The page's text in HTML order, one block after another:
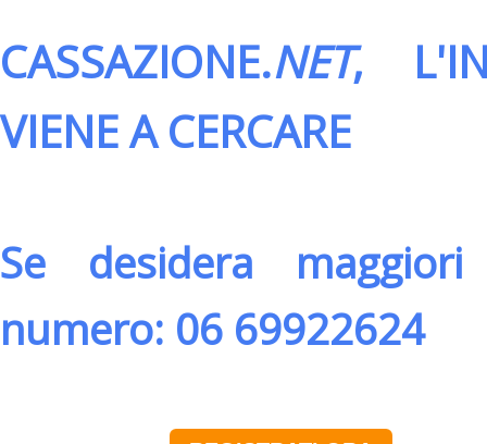
CASSAZIONE.NET,
VIENE A CERCARE
Se desidera
numero: 06 69922624